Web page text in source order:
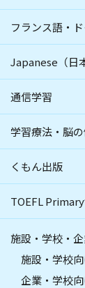
フランス語・
Japanese（日
通信学習
学習療法・脳
くもん出版
TOEFL Primary
施設・学校・
施設・学校
企業・学校